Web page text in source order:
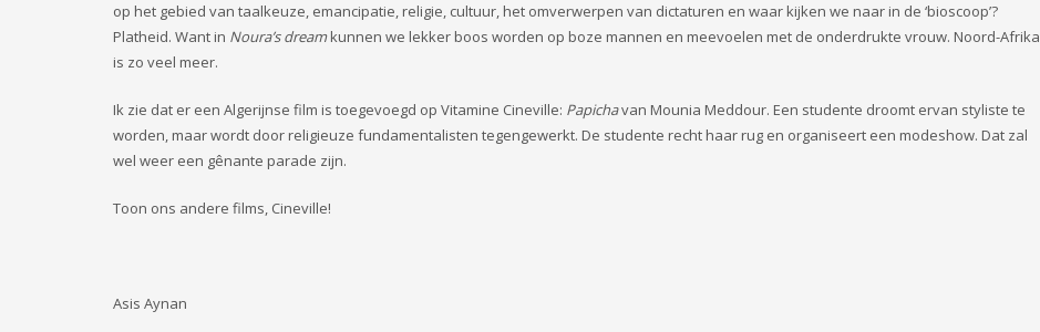
op het gebied van taalkeuze, emancipatie, religie, cultuur, het omverwerpen van dictaturen en waar kijken we naar in de ‘bioscoop’?
Platheid. Want in Noura’s dreamkunnen we lekker boos worden op boze mannen en meevoelen met de onderdrukte vrouw. Noord-Afrika
is zo veel meer.
Ik zie dat er een Algerijnse film is toegevoegd op Vitamine Cineville: Papichavan Mounia Meddour. Een studente droomt ervan styliste te
worden, maar wordt door religieuze fundamentalisten tegengewerkt. De studente recht haar rug en organiseert een modeshow. Dat zal
wel weer een gênante parade zijn.
Toon ons andere films, Cineville!
Asis Aynan